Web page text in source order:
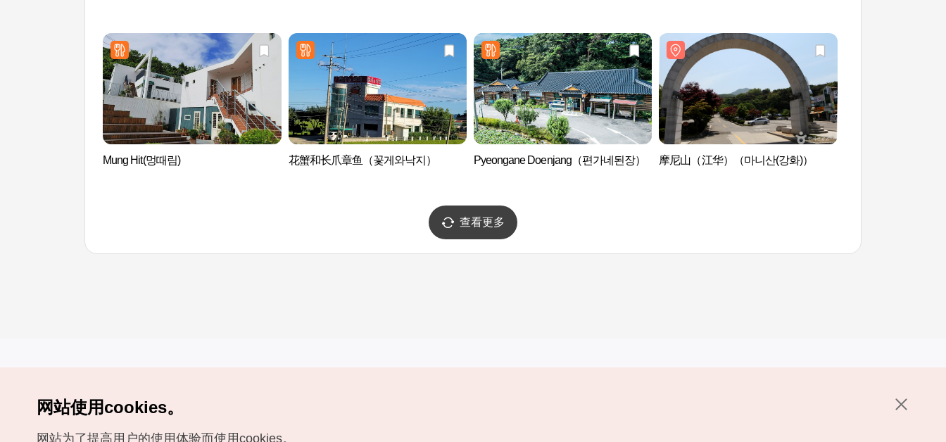
Mung Hit(멍때림) 花蟹和长爪章鱼（꽃게와낙지） Pyeongane Doenjang（편가네된장） 摩尼山（江华）（마니산(강화)）
查看更多
如有相关疑问或建议，欢迎来信。VISITKOREA官方邮箱
网站使用cookies。
网站为了提高用户的使用体验而使用cookies。